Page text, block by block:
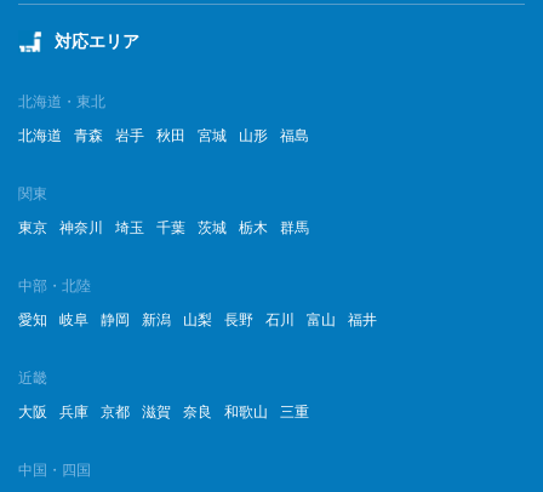
対応エリア
北海道・東北
北海道
青森 岩手 秋田 宮城 山形 福島
関東
東京
神奈川 埼玉 千葉 茨城 栃木 群馬
中部・北陸
愛知
岐阜 静岡 新潟 山梨 長野 石川 富山 福井
近畿
大阪
兵庫 京都 滋賀 奈良 和歌山 三重
中国・四国